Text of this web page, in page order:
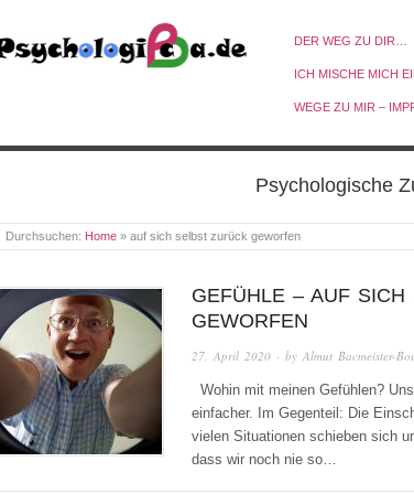
DER WEG ZU DIR…
ICH MISCHE MICH
WEGE ZU MIR –
Psychologische
Durchsuchen: Home » auf sich selbst zurück geworfen
GEFÜHLE – AUF SICH
GEWORFEN
27. April 2020 · by Almut Bacmeister-
Wohin mit meinen Gefühlen?
einfacher. Im Gegenteil: Die
vielen Situationen schieben sich
dass wir noch nie so…